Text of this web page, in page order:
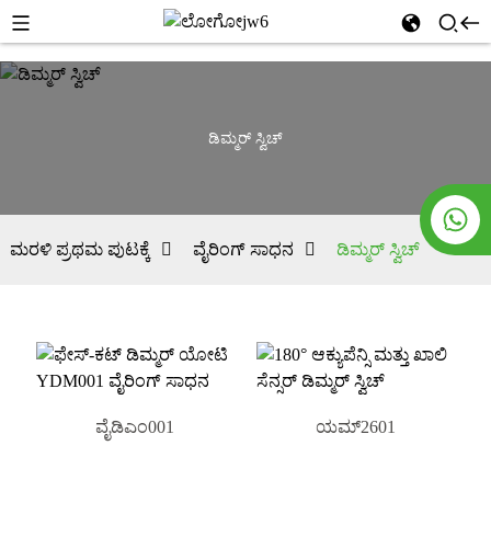
ಡಿಮ್ಮರ್ ಸ್ವಿಚ್
ಮರಳಿ ಪ್ರಥಮ ಪುಟಕ್ಕೆ ವೈರಿಂಗ್ ಸಾಧನ ಡಿಮ್ಮರ್ ಸ್ವಿಚ್
ವೈಡಿಎಂ001 ಯಮ್2601